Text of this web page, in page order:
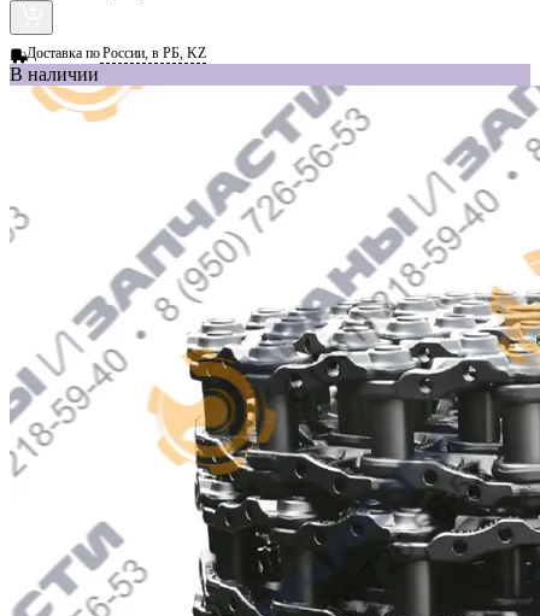
Доставка поРоссии, в РБ, KZ
В наличии